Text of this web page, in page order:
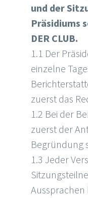
und der
Präsidiums
DER CLUB.
1.1 Der
einzelne
zuerst das
1.2 Bei der
zuerst der
Begründung
1.3 Jeder
Aussprachen